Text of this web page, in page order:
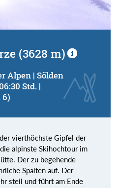
(3628 m)
Alpen | Sölden
Std. |
6)
vierthöchste Gipfel der
alpinste Skihochtour im
Der zu begehende
Spalten auf. Der
steil und führt am Ende